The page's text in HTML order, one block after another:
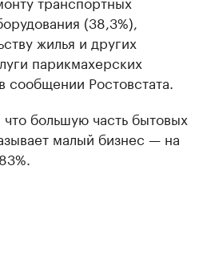
(38,3%),
жилья и других
парикмахерских
сообщении Ростовстата.
большую часть бытовых
малый бизнес — на